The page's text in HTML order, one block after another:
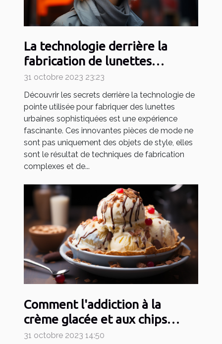
La technologie derrière la
fabrication de lunettes
urbaines sophistiquées
31 octobre 2023 23:23
Découvrir les secrets derrière la technologie de
pointe utilisée pour fabriquer des lunettes
urbaines sophistiquées est une expérience
fascinante. Ces innovantes pièces de mode ne
sont pas uniquement des objets de style, elles
sont le résultat de techniques de fabrication
complexes et de...
Comment l'addiction à la
crème glacée et aux chips
affecte notre santé
31 octobre 2023 14:50